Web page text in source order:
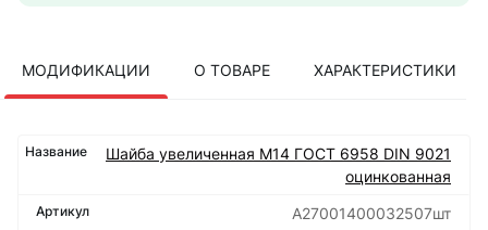
МОДИФИКАЦИИ О ТОВАРЕ ХАРАКТЕРИСТИКИ
Шайба увеличенная М14 ГОСТ 6958 DIN 9021
оцинкованная
А27001400032507шт